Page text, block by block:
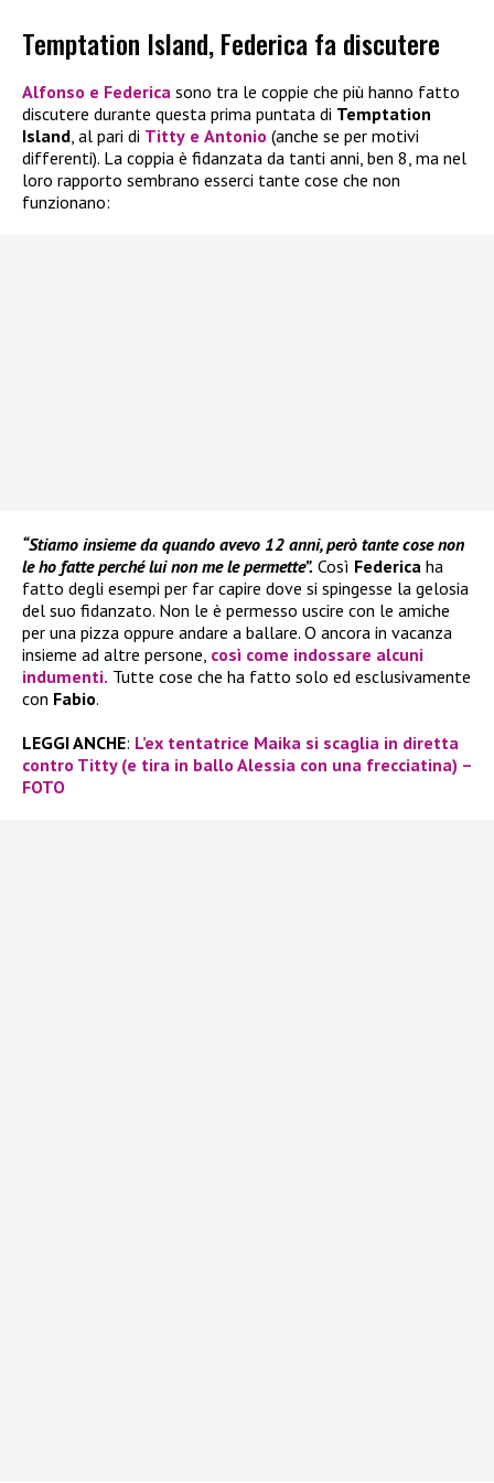
Temptation Island, Federica fa discutere
Alfonso e Federica sono tra le coppie che più hanno fatto
discutere durante questa prima puntata di Temptation
Island, al pari di Titty e Antonio (anche se per motivi
differenti). La coppia è fidanzata da tanti anni, ben 8, ma nel
loro rapporto sembrano esserci tante cose che non
funzionano:
“Stiamo insieme da quando avevo 12 anni, però tante cose non
le ho fatte perché lui non me le permette”. Così Federica ha
fatto degli esempi per far capire dove si spingesse la gelosia
del suo fidanzato. Non le è permesso uscire con le amiche
per una pizza oppure andare a ballare. O ancora in vacanza
insieme ad altre persone, così come indossare alcuni
indumenti. Tutte cose che ha fatto solo ed esclusivamente
con Fabio.
LEGGI ANCHE: L’ex tentatrice Maika si scaglia in diretta
contro Titty (e tira in ballo Alessia con una frecciatina) –
FOTO